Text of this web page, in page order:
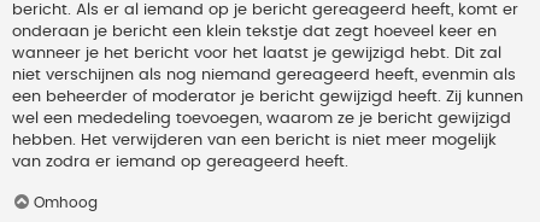
bericht. Als er al iemand op je bericht gereageerd heeft, komt er
onderaan je bericht een klein tekstje dat zegt hoeveel keer en
wanneer je het bericht voor het laatst je gewijzigd hebt. Dit zal
niet verschijnen als nog niemand gereageerd heeft, evenmin als
een beheerder of moderator je bericht gewijzigd heeft. Zij kunnen
wel een mededeling toevoegen, waarom ze je bericht gewijzigd
hebben. Het verwijderen van een bericht is niet meer mogelijk
van zodra er iemand op gereageerd heeft.
Omhoog